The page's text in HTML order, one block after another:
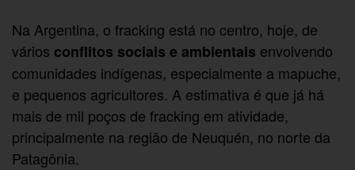
Na Argentina, o fracking está no centro, hoje, de
vários conflitos sociais e ambientais envolvendo
comunidades indígenas, especialmente a mapuche,
e pequenos agricultores. A estimativa é que já há
mais de mil poços de fracking em atividade,
principalmente na região de Neuquén, no norte da
Patagônia.